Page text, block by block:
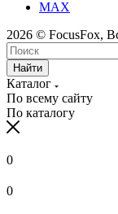
MAX
2026 © FocusFox,
Найти
Каталог
По всему сайту
По каталогу
0
0